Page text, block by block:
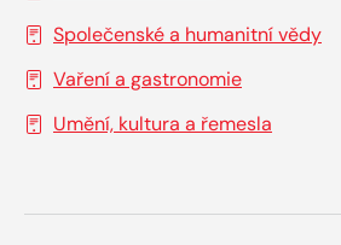
Společenské a humanitní vědy
Vaření a gastronomie
Umění, kultura a řemesla